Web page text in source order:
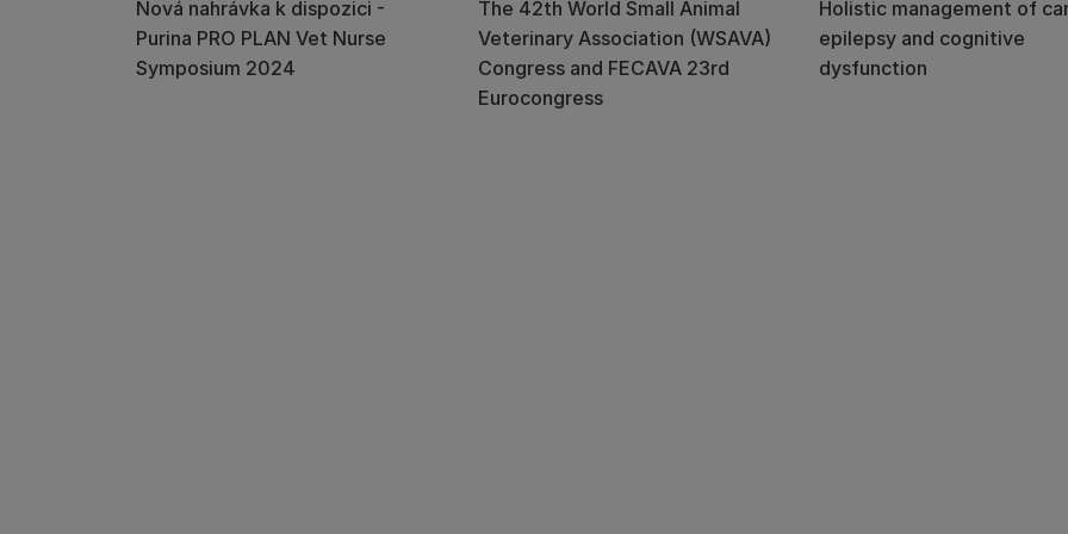
Nová nahrávka k dispozici -
Purina PRO PLAN Vet Nurse
Symposium 2024
The 42th World Small Animal
Veterinary Association (WSAVA)
Congress and FECAVA 23rd
Eurocongress
Holistic management of
epilepsy and cognitive
dysfunction